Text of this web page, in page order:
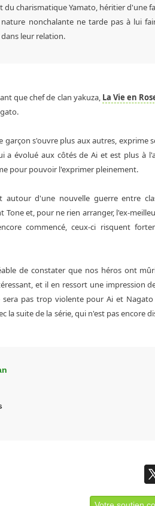
du charismatique Yamato, héritier d'une
nonchalante ne tarde pas à lui
leur relation.
que chef de clan yakuza, La Vie en
s'ouvre plus aux autres, exprime
évolué aux côtés de Ai et est plus à
pour pouvoir l'exprimer pleinement.
d'une nouvelle guerre entre
et, pour ne rien arranger, l'ex-
commencé, ceux-ci risquent
de constater que nos héros ont
et il en ressort une impression
pas trop violente pour Ai et
la suite de la série, qui n'est pas encore